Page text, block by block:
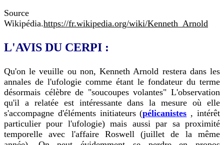
Source
Wikipédia.https://fr.wikipedia.org/wiki/Kenneth_Arnold
L'AVIS DU CERPI :
Qu'on le veuille ou non, Kenneth Arnold restera dans les
annales de l'ufologie comme étant le fondateur du terme
désormais célèbre de "soucoupes volantes" L'observation
qu'il a relatée est intéressante dans la mesure où elle
s'accompagne d'éléments initiateurs (pélicanistes , intérêt
particulier pour l'ufologie) mais aussi par sa proximité
temporelle avec l'affaire Roswell (juillet de la même